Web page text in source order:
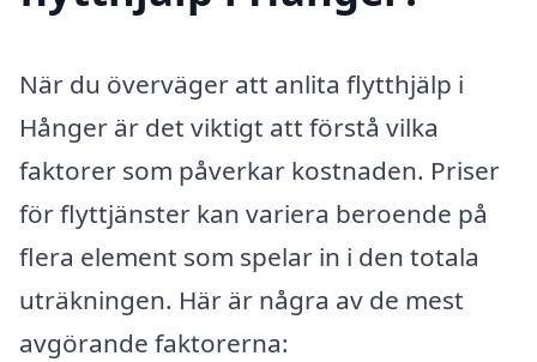
När du överväger att anlita flytthjälp i
Hånger är det viktigt att förstå vilka
faktorer som påverkar kostnaden. Priser
för flyttjänster kan variera beroende på
flera element som spelar in i den totala
uträkningen. Här är några av de mest
avgörande faktorerna: